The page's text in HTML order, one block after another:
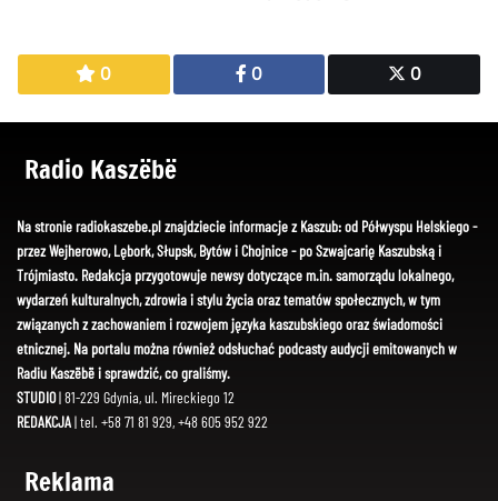
0 0 0
Radio Kaszëbë
Na stronie radiokaszebe.pl znajdziecie informacje z Kaszub: od Półwyspu Helskiego -
przez Wejherowo, Lębork, Słupsk, Bytów i Chojnice - po Szwajcarię Kaszubską i
Trójmiasto. Redakcja przygotowuje newsy dotyczące m.in. samorządu lokalnego,
wydarzeń kulturalnych, zdrowia i stylu życia oraz tematów społecznych, w tym
związanych z zachowaniem i rozwojem języka kaszubskiego oraz świadomości
etnicznej. Na portalu można również odsłuchać podcasty audycji emitowanych w
Radiu Kaszëbë i sprawdzić, co graliśmy.
STUDIO| 81-229 Gdynia, ul. Mireckiego 12
REDAKCJA| tel. +58 71 81 929, +48 605 952 922
Reklama